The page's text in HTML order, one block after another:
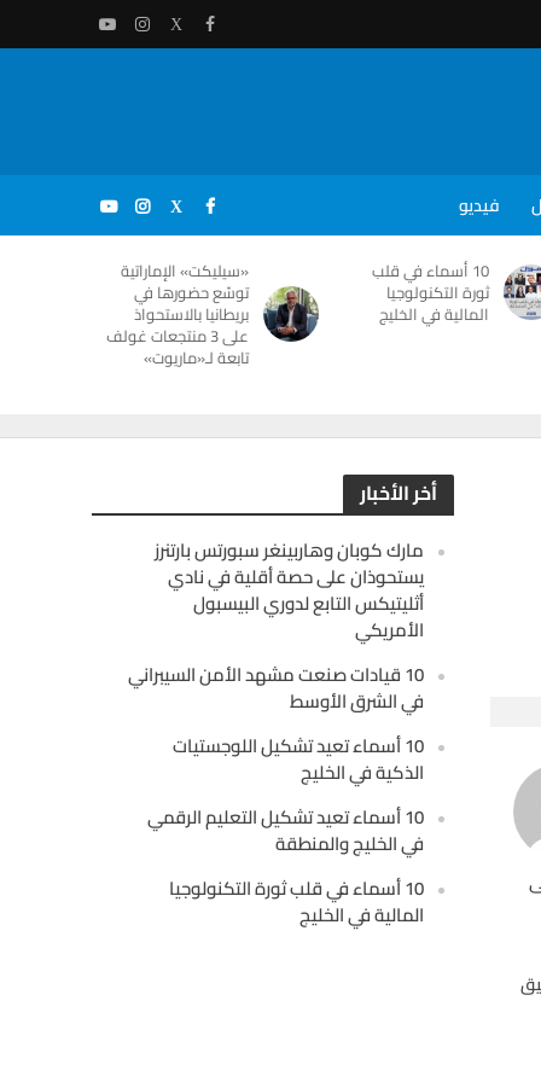
فيديو
10 أسماء في قلب
ثورة التكنولوجيا
المالية في الخليج
«سيليكت» الإماراتية
توسّع حضورها في
بريطانيا بالاستحواذ
على 3 منتجعات غولف
تابعة لـ«ماريوت»
أخر الأخبار
مارك كوبان وهاربينغر سبورتس بارتنرز
يستحوذان على حصة أقلية في نادي
أثليتيكس التابع لدوري البيسبول
الأمريكي
10 قيادات صنعت مشهد الأمن السيبراني
في الشرق الأوسط
10 أسماء تعيد تشكيل اللوجستيات
الذكية في الخليج
10 أسماء تعيد تشكيل التعليم الرقمي
في الخليج والمنطقة
10 أسماء في قلب ثورة التكنولوجيا
المالية في الخليج